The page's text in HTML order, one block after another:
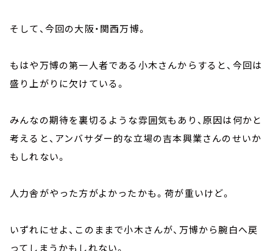
そして、今回の大阪・関西万博。
もはや万博の第一人者である小木さんからすると、今回は
盛り上がりに欠けている。
みんなの期待を裏切るような雰囲気もあり、原因は何かと
考えると、アンバサダー的な立場の吉本興業さんのせいか
もしれない。
人力舎がやった方がよかったかも。荷が重いけど。
いずれにせよ、このままで小木さんが、万博から腕白へ戻
ってしまうかもしれない。